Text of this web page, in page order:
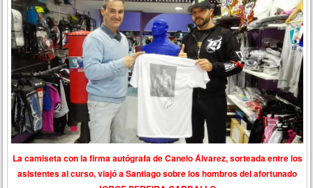
La camiseta con la firma autógrafa de Canelo Álvarez, sorteada entre los
asistentes al curso, viajó a Santiago sobre los hombros del afortunado